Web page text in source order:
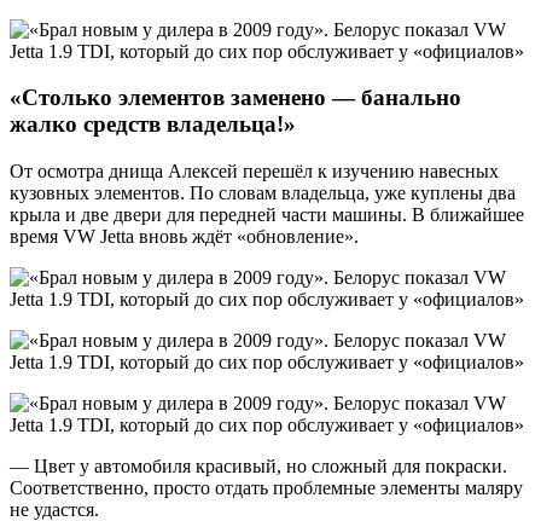
«Столько элементов заменено — банально
жалко средств владельца!»
От осмотра днища Алексей перешёл к изучению навесных
кузовных элементов. По словам владельца, уже куплены два
крыла и две двери для передней части машины. В ближайшее
время VW Jetta вновь ждёт «обновление».
— Цвет у автомобиля красивый, но сложный для покраски.
Соответственно, просто отдать проблемные элементы маляру
не удастся.